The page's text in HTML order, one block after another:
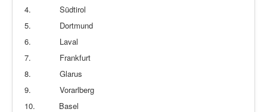
4.
Südtirol
5.
Dortmund
6.
Laval
7.
Frankfurt
8.
Glarus
9.
Vorarlberg
10.
Basel